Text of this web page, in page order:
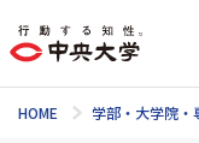
HOME 学部・大学院・